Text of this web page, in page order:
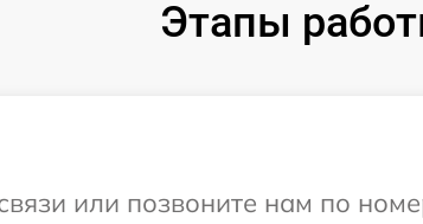
Этапы
или позвоните нам по